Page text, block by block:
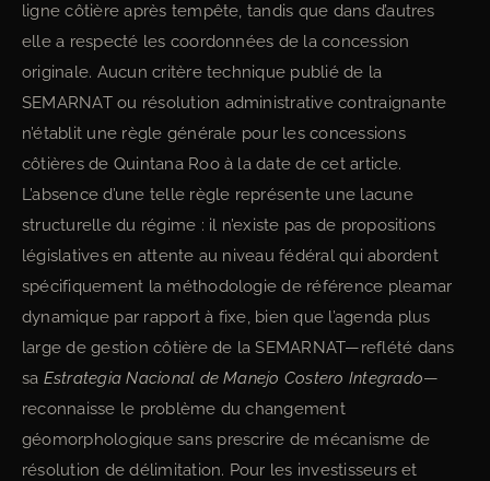
ligne côtière après tempête, tandis que dans d’autres
elle a respecté les coordonnées de la concession
originale. Aucun critère technique publié de la
SEMARNAT ou résolution administrative contraignante
n’établit une règle générale pour les concessions
côtières de Quintana Roo à la date de cet article.
L’absence d’une telle règle représente une lacune
structurelle du régime : il n’existe pas de propositions
législatives en attente au niveau fédéral qui abordent
spécifiquement la méthodologie de référence pleamar
dynamique par rapport à fixe, bien que l’agenda plus
large de gestion côtière de la SEMARNAT—reflété dans
sa Estrategia Nacional de Manejo Costero Integrado—
reconnaisse le problème du changement
géomorphologique sans prescrire de mécanisme de
résolution de délimitation. Pour les investisseurs et